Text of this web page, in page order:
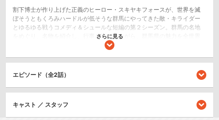
割下博士が作り上げた正義のヒーロー・スキヤキフォースが、世界を滅
ぼそうともくろみハードルが低そうな群馬にやってきた敵・キライダー
とゆるゆる戦うコメディ＆シュールな短編の第２シーズン。群馬の名地
をめぐり、名物を紹介し、行事を楽しみながら、群馬県の魅力を全世界
に伝えるべく、スキヤキフォースのヒーローたちが活躍したり、しなか
シリーズ／関連のアニメ作品
さらに見る
エピソード（全2話）
キャスト ／ スタッフ